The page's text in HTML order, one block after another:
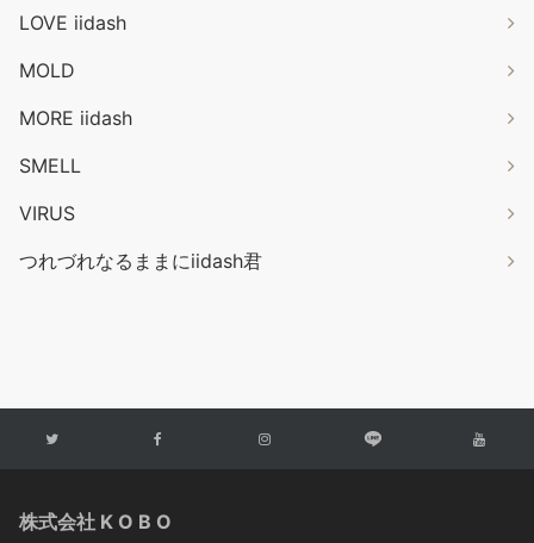
LOVE iidash
MOLD
MORE iidash
SMELL
VIRUS
つれづれなるままにiidash君
株式会社 K O B O